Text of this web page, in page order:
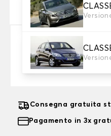
Dove posso trovare le misure
63,99 €
-20% 79,99 €
Consegna gratuita
Pagamento in 3x